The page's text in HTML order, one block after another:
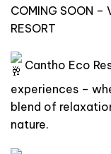
COMING SOON –
RESORT
Cantho Eco
experiences –
blend of
nature.